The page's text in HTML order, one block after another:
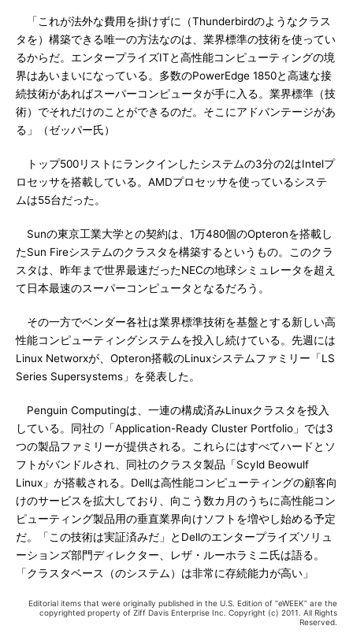
「これが法外な費用を掛けずに（Thunderbirdのようなクラス
タを）構築できる唯一の方法なのは、業界標準の技術を使ってい
るからだ。エンタープライズITと高性能コンピューティングの境
界はあいまいになっている。多数のPowerEdge 1850と高速な接
続技術があればスーパーコンピュータが手に入る。業界標準（技
術）でそれだけのことができるのだ。そこにアドバンテージがあ
る」（ゼッパー氏）
トップ500リストにランクインしたシステムの3分の2はIntelプ
ロセッサを搭載している。AMDプロセッサを使っているシステ
ムは55台だった。
Sunの東京工業大学との契約は、1万480個のOpteronを搭載し
たSun Fireシステムのクラスタを構築するというもの。このクラ
スタは、昨年まで世界最速だったNECの地球シミュレータを超え
て日本最速のスーパーコンピュータとなるだろう。
その一方でベンダー各社は業界標準技術を基盤とする新しい高
性能コンピューティングシステムを投入し続けている。先週には
Linux Networxが、Opteron搭載のLinuxシステムファミリー「LS
Series Supersystems」を発表した。
Penguin Computingは、一連の構成済みLinuxクラスタを投入
している。同社の「Application-Ready Cluster Portfolio」では3
つの製品ファミリーが提供される。これらにはすべてハードとソ
フトがバンドルされ、同社のクラスタ製品「Scyld Beowulf
Linux」が搭載される。Dellは高性能コンピューティングの顧客向
けのサービスを拡大しており、向こう数カ月のうちに高性能コン
ピューティング製品用の垂直業界向けソフトを増やし始める予定
だ。「この技術は実証済みだ」とDellのエンタープライズソリュ
ーションズ部門ディレクター、レザ・ルーホラミニ氏は語る。
「クラスタベース（のシステム）は非常に存続能力が高い」
Editorial items that were originally published in the U.S. Edition of “eWEEK” are the
copyrighted property of Ziff Davis Enterprise Inc. Copyright (c) 2011. All Rights
Reserved.